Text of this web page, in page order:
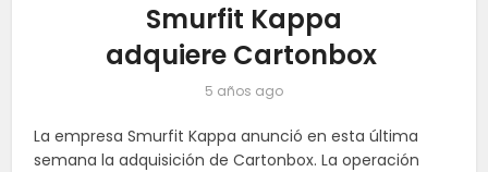
Smurfit Kappa
adquiere Cartonbox
5 años ago
La empresa Smurfit Kappa anunció en esta última
semana la adquisición de Cartonbox. La operación